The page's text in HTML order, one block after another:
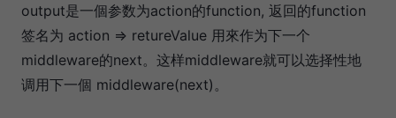
output是一個参数为action的function, 返回的function
签名为 action => retureValue 用來作为下一个
middleware的next。这样middleware就可以选择性地
调用下一個 middleware(next)。